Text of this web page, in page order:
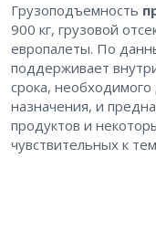
Грузоподъемность
900 кг, грузовой
европалеты. По
поддерживает
срока, необходимого
назначения, и
продуктов и
чувствительных к